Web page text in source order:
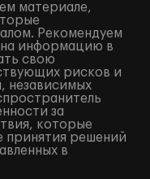
материале,
Рекомендуем
на информацию в
свою
рисков и
независимых
за
которые
принятия решений
в